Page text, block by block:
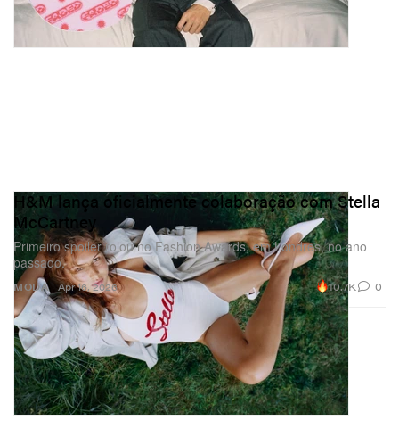
MODA
H&M lança oficialmente colaboração com Stella
McCartney
Primeiro spoiler rolou no Fashion Awards, em Londres, no ano
passado.
Apr 16, 2026 10.7K 0